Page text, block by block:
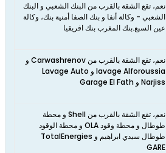
نعم، تقع الشقة بالقرب من البنك الشعبي و البنك
الشعبي - وكالة أنفا و بنك الصفا أمنية بنك، وكالة
عين السبع.بنك المغرب بنك افريقيا
نعم، تقع الشقة بالقرب من Carwashrenov و
lavage Alforoussia و Lavage Auto
Narjiss و Garage El Fath
نعم، تقع الشقة بالقرب من Shell و محطة
طوطال و محطة وقود OLA و محطة الوقود
طوطال سيدي ابراهيم و TotalEnergies
GARE